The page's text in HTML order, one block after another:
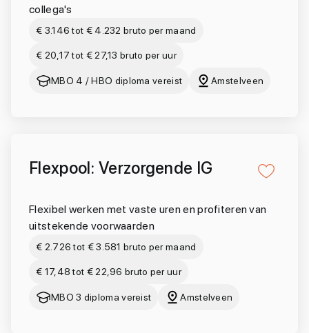
collega's
€ 3.146 tot € 4.232 bruto per maand
€ 20,17 tot € 27,13 bruto per uur
MBO 4 / HBO diploma vereist Amstelveen
Flexpool: Verzorgende IG
Flexibel werken met vaste uren en profiteren van
uitstekende voorwaarden
€ 2.726 tot € 3.581 bruto per maand
€ 17,48 tot € 22,96 bruto per uur
MBO 3 diploma vereist Amstelveen